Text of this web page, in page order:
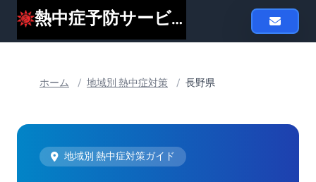
熱中症予防サービスheat119
ホーム / 地域別 熱中症対策 / 長野県
地域別 熱中症対策ガイド